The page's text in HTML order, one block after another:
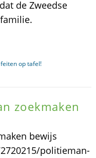
de Zweedse
op tafel!
zoekmaken
bewijs
politieman-